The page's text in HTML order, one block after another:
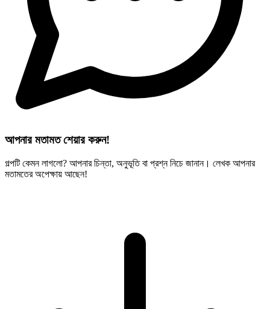
আপনার মতামত শেয়ার করুন!
গল্পটি কেমন লাগলো? আপনার চিন্তা, অনুভূতি বা প্রশ্ন নিচে জানান। লেখক আপনার
মতামতের অপেক্ষায় আছেন!